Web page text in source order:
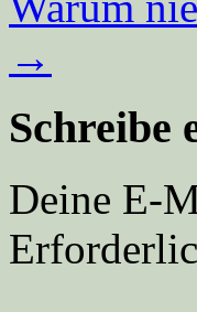
→
Schreibe
Deine E-